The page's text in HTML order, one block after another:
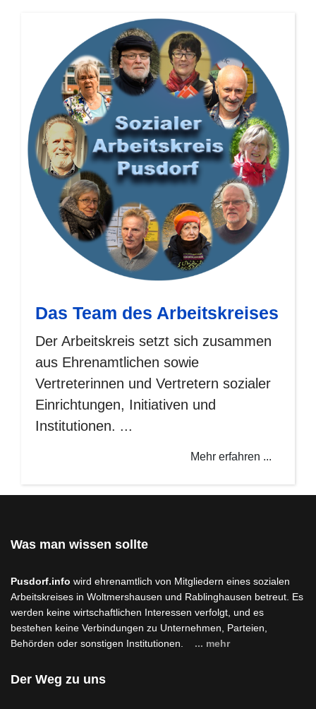
Das Team des Arbeitskreises
Der Arbeitskreis setzt sich zusammen
aus Ehrenamtlichen sowie
Vertreterinnen und Vertretern sozialer
Einrichtungen, Initiativen und
Institutionen. ...
Mehr erfahren ...
Was man wissen sollte
Pusdorf.info wird ehrenamtlich von Mitgliedern eines sozialen
Arbeitskreises in Woltmershausen und Rablinghausen betreut. Es
werden keine wirtschaftlichen Interessen verfolgt, und es
bestehen keine Verbindungen zu Unternehmen, Parteien,
Behörden oder sonstigen Institutionen. ... mehr
Der Weg zu uns